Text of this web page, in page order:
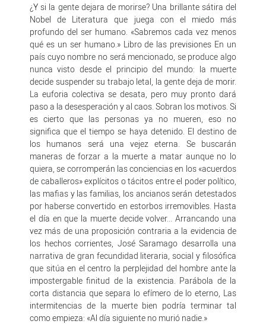
¿Y si la gente dejara de morirse? Una brillante sátira del
Nobel de Literatura que juega con el miedo más
profundo del ser humano. «Sabremos cada vez menos
qué es un ser humano.» Libro de las previsiones En un
país cuyo nombre no será mencionado, se produce algo
nunca visto desde el principio del mundo: la muerte
decide suspender su trabajo letal, la gente deja de morir.
La euforia colectiva se desata, pero muy pronto dará
paso a la desesperación y al caos. Sobran los motivos. Si
es cierto que las personas ya no mueren, eso no
significa que el tiempo se haya detenido. El destino de
los humanos será una vejez eterna. Se buscarán
maneras de forzar a la muerte a matar aunque no lo
quiera, se corromperán las conciencias en los «acuerdos
de caballeros» explícitos o tácitos entre el poder político,
las mafias y las familias, los ancianos serán detestados
por haberse convertido en estorbos irremovibles. Hasta
el día en que la muerte decide volver... Arrancando una
vez más de una proposición contraria a la evidencia de
los hechos corrientes, José Saramago desarrolla una
narrativa de gran fecundidad literaria, social y filosófica
que sitúa en el centro la perplejidad del hombre ante la
impostergable finitud de la existencia. Parábola de la
corta distancia que separa lo efímero de lo eterno, Las
intermitencias de la muerte bien podría terminar tal
como empieza: «Al día siguiente no murió nadie.»